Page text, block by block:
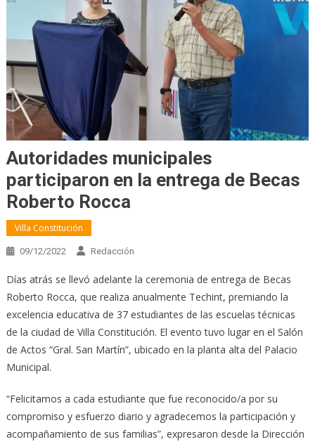
Autoridades municipales
participaron en la entrega de Becas
Roberto Rocca
Villa Constitución
09/12/2022 Redacción
Días atrás se llevó adelante la ceremonia de entrega de Becas
Roberto Rocca, que realiza anualmente Techint, premiando la
excelencia educativa de 37 estudiantes de las escuelas técnicas
de la ciudad de Villa Constitución. El evento tuvo lugar en el Salón
de Actos “Gral. San Martín”, ubicado en la planta alta del Palacio
Municipal.
“Felicitamos a cada estudiante que fue reconocido/a por su
compromiso y esfuerzo diario y agradecemos la participación y
acompañamiento de sus familias”, expresaron desde la Dirección